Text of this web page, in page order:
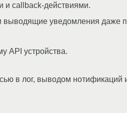
и callback-действиями.
уведомления даже
API устройства.
в лог, выводом нотификаций